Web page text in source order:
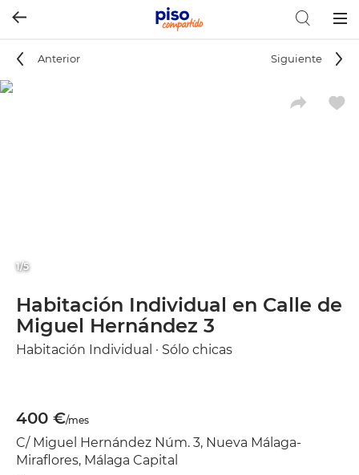
Anterior Siguiente
1/5
Habitación Individual en Calle de
Miguel Hernández 3
Habitación Individual · Sólo chicas
400 €/mes
C/ Miguel Hernández Núm. 3, Nueva Málaga-
Miraflores, Málaga Capital